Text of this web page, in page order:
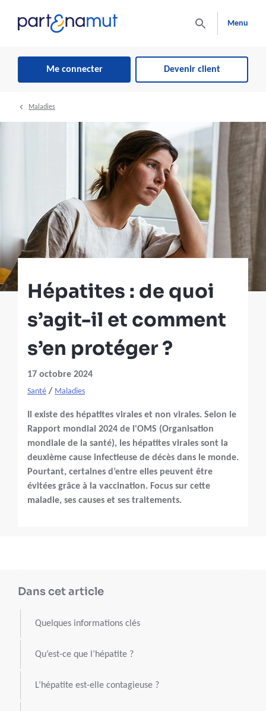
Menu
Me connecter Devenir client
Maladies
Hépatites : de quoi
s’agit-il et comment
s’en protéger ?
17 octobre 2024
Santé / Maladies
Il existe des hépatites virales et non virales. Selon le
Rapport mondial 2024 de l'OMS (Organisation
mondiale de la santé), les hépatites virales sont la
deuxième cause infectieuse de décès dans le monde.
Pourtant, certaines d’entre elles peuvent être
évitées grâce à la vaccination. Focus sur cette
maladie, ses causes et ses traitements.
Dans cet article
Quelques informations clés
Qu’est-ce que l’hépatite ?
L’hépatite est-elle contagieuse ?